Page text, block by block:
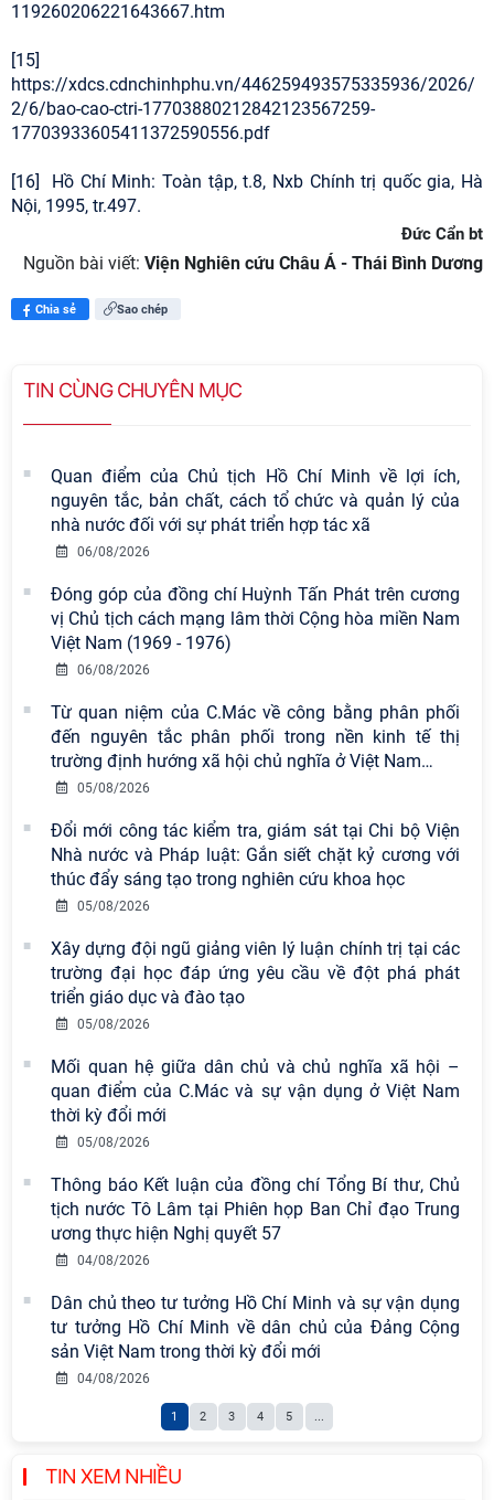
119260206221643667.htm
[15]
https://xdcs.cdnchinhphu.vn/446259493575335936/2026/
2/6/bao-cao-ctri-17703880212842123567259-
17703933605411372590556.pdf
[16] Hồ Chí Minh: Toàn tập, t.8, Nxb Chính trị quốc gia, Hà
Nội, 1995, tr.497.
Đức Cẩn bt
Nguồn bài viết: Viện Nghiên cứu Châu Á - Thái Bình Dương
Chia sẻ Sao chép
TIN CÙNG CHUYÊN MỤC
Quan điểm của Chủ tịch Hồ Chí Minh về lợi ích,
nguyên tắc, bản chất, cách tổ chức và quản lý của
nhà nước đối với sự phát triển hợp tác xã
06/08/2026
Đóng góp của đồng chí Huỳnh Tấn Phát trên cương
vị Chủ tịch cách mạng lâm thời Cộng hòa miền Nam
Việt Nam (1969 - 1976)
06/08/2026
Từ quan niệm của C.Mác về công bằng phân phối
đến nguyên tắc phân phối trong nền kinh tế thị
trường định hướng xã hội chủ nghĩa ở Việt Nam…
05/08/2026
Đổi mới công tác kiểm tra, giám sát tại Chi bộ Viện
Nhà nước và Pháp luật: Gắn siết chặt kỷ cương với
thúc đẩy sáng tạo trong nghiên cứu khoa học
05/08/2026
Xây dựng đội ngũ giảng viên lý luận chính trị tại các
trường đại học đáp ứng yêu cầu về đột phá phát
triển giáo dục và đào tạo
05/08/2026
Mối quan hệ giữa dân chủ và chủ nghĩa xã hội –
quan điểm của C.Mác và sự vận dụng ở Việt Nam
thời kỳ đổi mới
05/08/2026
Thông báo Kết luận của đồng chí Tổng Bí thư, Chủ
tịch nước Tô Lâm tại Phiên họp Ban Chỉ đạo Trung
ương thực hiện Nghị quyết 57
04/08/2026
Dân chủ theo tư tưởng Hồ Chí Minh và sự vận dụng
tư tưởng Hồ Chí Minh về dân chủ của Đảng Cộng
sản Việt Nam trong thời kỳ đổi mới
04/08/2026
1 2 3 4 5 ...
TIN XEM NHIỀU
Viện Hàn lâm Khoa học xã hội Việt
Nam có 02 tác phẩm đạt giải khuyến
khích tại Cuộc thi chính luận bảo vệ
nền tảng tư tưởng của Đảng năm
2026
Chi bộ Viện Sử học tổ chức Tọa đàm
chuyên đề: Đẩy mạnh học tập, thực
hành tư tưởng, đạo đức, phương
pháp, phong cách Hồ Chí Minh trong
Hội thảo khoa học quốc tế “Không
gian phát triển Việt Nam trong kỷ
nguyên mới: Định hướng chiến lược
vào thứ ba, ngày 28/7/2026
Tọa đàm Giao lưu chuyên đề về
những kinh nghiệm quan trọng của
Cộng sản Việt Nam trong lãnh đạo
sự nghiệp xây dựng chủ nghĩa xã hội
Hội nghị Lãnh đạo Viện Hàn lâm
Khoa học xã hội Việt Nam làm việc
với Ban Chủ nhiệm các Chương trình
cấp Bộ